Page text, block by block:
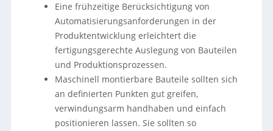
Eine frühzeitige Berücksichtigung von
Automatisierungsanforderungen in der
Produktentwicklung erleichtert die
fertigungsgerechte Auslegung von Bauteilen
und Produktionsprozessen.
Maschinell montierbare Bauteile sollten sich
an definierten Punkten gut greifen,
verwindungsarm handhaben und einfach
positionieren lassen. Sie sollten so